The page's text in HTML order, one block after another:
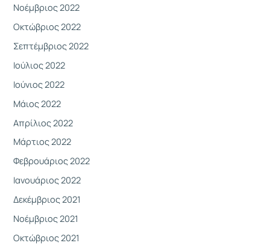
Νοέμβριος 2022
Οκτώβριος 2022
Σεπτέμβριος 2022
Ιούλιος 2022
Ιούνιος 2022
Μάιος 2022
Απρίλιος 2022
Μάρτιος 2022
Φεβρουάριος 2022
Ιανουάριος 2022
Δεκέμβριος 2021
Νοέμβριος 2021
Οκτώβριος 2021